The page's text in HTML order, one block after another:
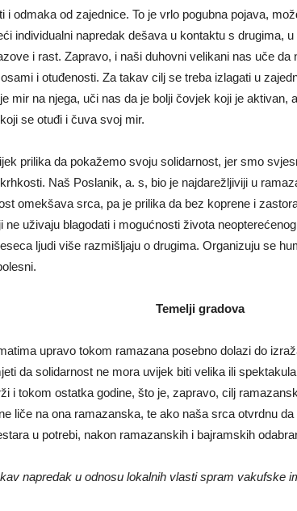
i odmaka od zajednice. To je vrlo pogubna pojava,
individualni napredak dešava u kontaktu s drugima,
i rast. Zapravo, i naši duhovni velikani nas uče da
i otuđenosti. Za takav cilj se treba izlagati u
mir na njega, uči nas da je bolji čovjek koji je aktivan,
se otuđi i čuva svoj mir.
prilika da pokažemo svoju solidarnost, jer smo
Naš Poslanik, a. s, bio je najdarežljiviji u
omekšava srca, pa je prilika da bez koprene i
ne uživaju blagodati i mogućnosti života
ljudi više razmišljaju o drugima. Organizuju se
Temelji gradova
upravo tokom ramazana posebno dolazi do
da solidarnost ne mora uvijek biti velika ili
i tokom ostatka godine, što je, zapravo, cilj
liče na ona ramazanska, te ako naša srca otvrdnu
u potrebi, nakon ramazanskih i bajramskih
napredak u odnosu lokalnih vlasti spram vakufske